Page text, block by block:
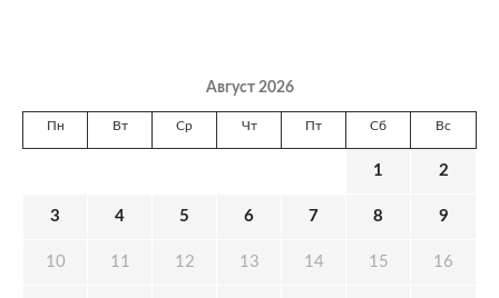
Август 2026
Пн Вт Ср Чт Пт Сб Вс
1 2
3 4 5 6 7 8 9
10 11 12 13 14 15 16